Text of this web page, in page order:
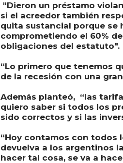
"Dieron un préstamo
si el acreedor también
quita sustancial porque se
comprometiendo el 60%
obligaciones del estatuto".
“Lo primero que tenemos
de la recesión con una
Además planteó, “las
quiero saber si todos los
sido correctos y si las
“Hoy contamos con todos
devuelva a los argentinos
hacer tal cosa, se va a